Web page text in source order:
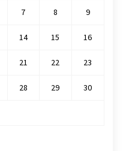
7 8 9
14 15 16
21 22 23
28 29 30